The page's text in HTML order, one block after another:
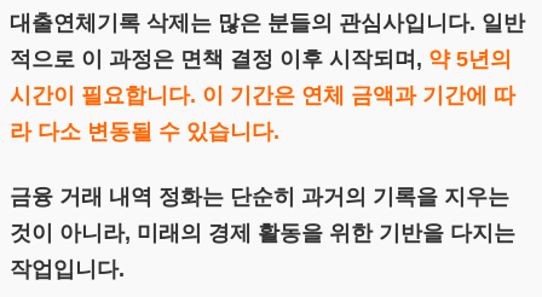
대출연체기록 삭제는 많은 분들의 관심사입니다. 일반
적으로 이 과정은 면책 결정 이후 시작되며, 약 5년의
시간이 필요합니다. 이 기간은 연체 금액과 기간에 따
라 다소 변동될 수 있습니다.
금융 거래 내역 정화는 단순히 과거의 기록을 지우는
것이 아니라, 미래의 경제 활동을 위한 기반을 다지는
작업입니다.